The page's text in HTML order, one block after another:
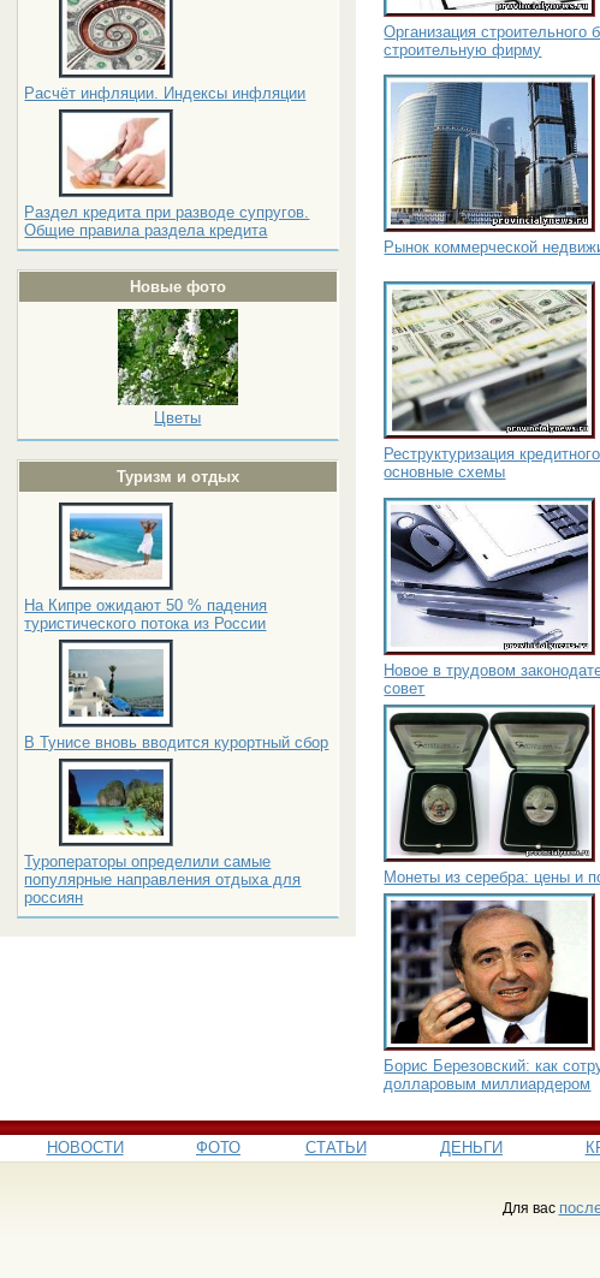
Расчёт инфляции. Индексы инфляции
Раздел кредита при разводе супругов.
Общие правила раздела кредита
Новые фото
Цветы
Туризм и отдых
На Кипре ожидают 50 % падения
туристического потока из России
В Тунисе вновь вводится курортный сбор
Туроператоры определили самые
популярные направления отдыха для
россиян
Организация строительного
строительную фирму
Рынок коммерческой
Реструктуризация
основные схемы
Новое в трудовом
совет
Монеты из серебра: цены и
Борис Березовский: как
долларовым миллиардером
НОВОСТИ ФОТО СТАТЬИ ДЕНЬГИ
Для вас